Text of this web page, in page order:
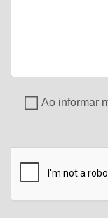
Ao informar